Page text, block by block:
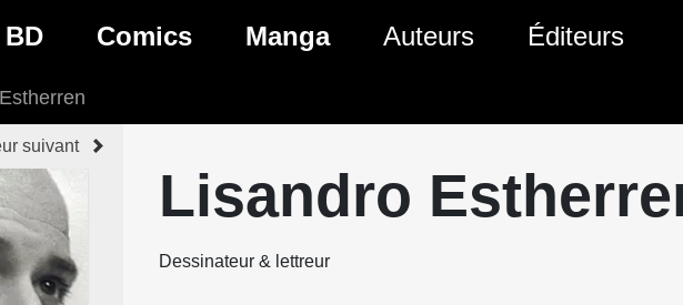
BD
Nouveautés BD
Prochaines sorties BD
Genres BD
Comics
Genres Comics
Manga
Genres Manga
Auteurs Éditeurs
suivant
Lisandro
Dessinateur & lettreur